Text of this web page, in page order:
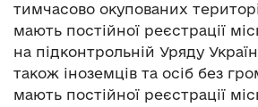
тимчасово окупованих
мають постійної реєстрації
на підконтрольній Уряду
також іноземців та осіб без
мають постійної реєстрації